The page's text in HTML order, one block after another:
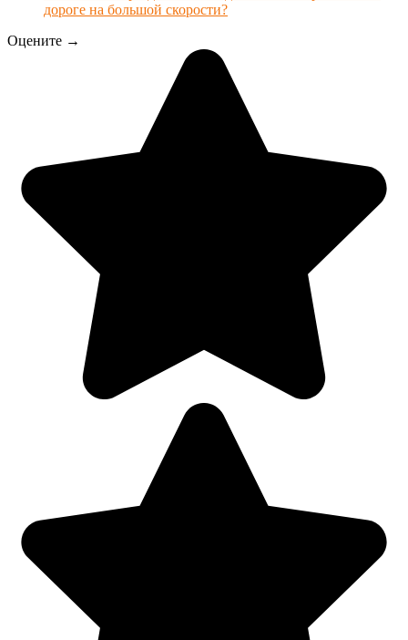
дороге на большой скорости?
Оцените →